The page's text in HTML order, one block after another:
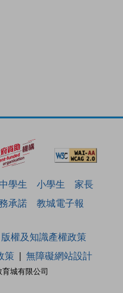
中學生 小學生
家長
承諾 教城電子報
城有限公司
版權及知識產權政策
策 無障礙網站設計